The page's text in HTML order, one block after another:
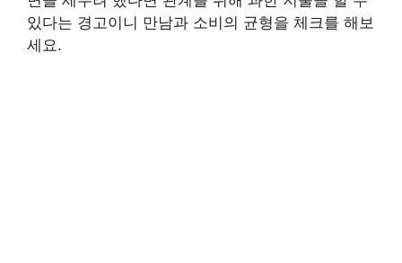
있다는 경고이니 만남과 소비의 균형을 체크를 해보
세요.